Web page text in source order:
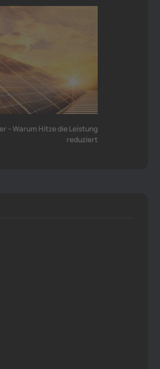
– Warum Hitze die Leistung
reduziert